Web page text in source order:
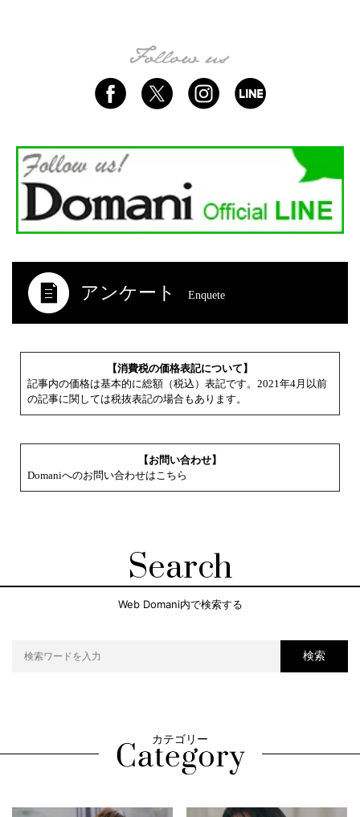
アンケート Enquete
【消費税の価格表記について】
記事内の価格は基本的に総額（税込）表記です。2021年4月以前
の記事に関しては税抜表記の場合もあります。
【お問い合わせ】
Domaniへのお問い合わせはこちら
Search
Web Domani内で検索する
検索
カテゴリー